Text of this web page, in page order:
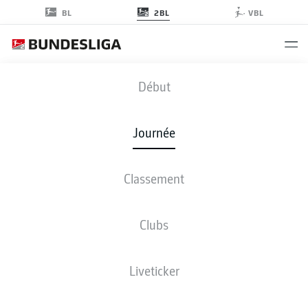
BL 2BL VBL
Début
Journée
Classement
Clubs
Liveticker
SGF - ELV
1 4
COMPOSITIONS STATISTIQUES